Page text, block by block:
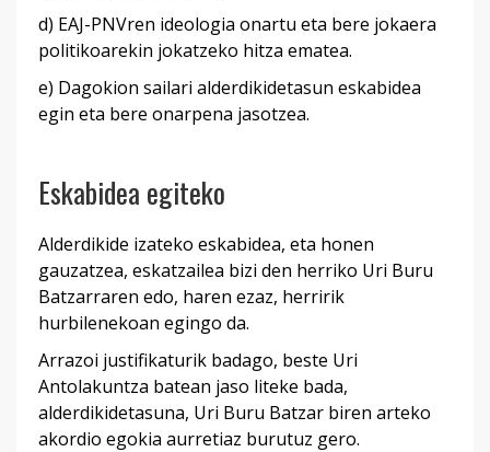
d) EAJ-PNVren ideologia onartu eta bere jokaera
politikoarekin jokatzeko hitza ematea.
e) Dagokion sailari alderdikidetasun eskabidea
egin eta bere onarpena jasotzea.
Eskabidea egiteko
Alderdikide izateko eskabidea, eta honen
gauzatzea, eskatzailea bizi den herriko Uri Buru
Batzarraren edo, haren ezaz, herririk
hurbilenekoan egingo da.
Arrazoi justifikaturik badago, beste Uri
Antolakuntza batean jaso liteke bada,
alderdikidetasuna, Uri Buru Batzar biren arteko
akordio egokia aurretiaz burutuz gero.